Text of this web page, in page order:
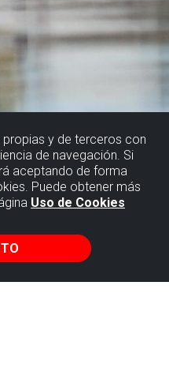
y de terceros con
de navegación. Si
aceptando de forma
Puede obtener más
Uso de Cookies